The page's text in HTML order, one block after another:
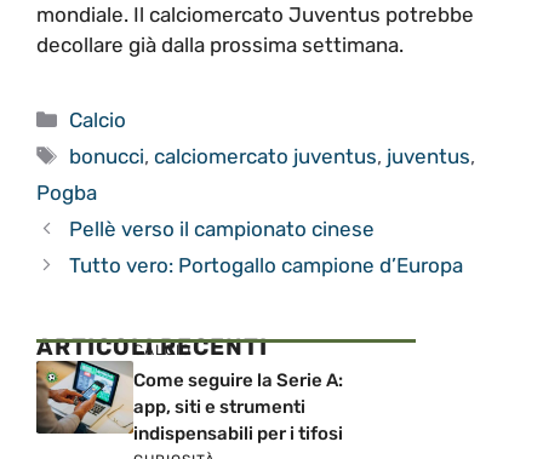
mondiale. Il calciomercato Juventus potrebbe
decollare già dalla prossima settimana.
Categorie
Calcio
Tag
bonucci,calciomercato juventus, juventus,
Pogba
Pellè verso il campionato cinese
Tutto vero: Portogallo campione d’Europa
ARTICOLI RECENTI
CALCIO
Come seguire la Serie A:
app, siti e strumenti
indispensabili per i tifosi